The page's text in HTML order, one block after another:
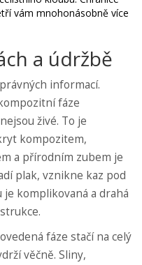
vám mnohonásobně více
a údržbě
informací.
fáze
živé. To je
kompozitem,
a přírodním zubem je
plak, vznikne kaz pod
je komplikovaná a drahá
fáze stačí na celý
věčně. Sliny,